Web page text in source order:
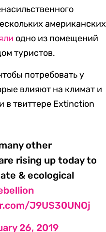
американских
одно из помещений
туристов.
потребовать у
влияют на климат и
в твиттере Extinction
other
rising up today to
& ecological
J9US30UNOj
26, 2019